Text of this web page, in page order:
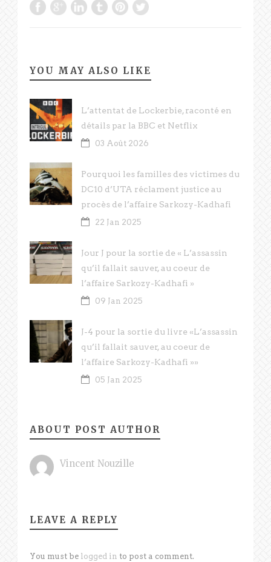
YOU MAY ALSO LIKE
L’attentat de Lockerbie, raconté en
détails par la BBC et Netflix
03 Août 2026
Pourquoi les familles des victimes du
DC10 d’UTA réclament justice au
procès de l’affaire Sarkozy-Kadhafi
22 Jan 2025
Jour J pour la sortie de « L’assassin
qu’il fallait sauver, au coeur de
l’affaire Sarkozy-Kadhafi »
09 Jan 2025
J-4 pour la sortie du livre «L’assassin
qu’il fallait sauver, au coeur de
l’affaire Sarkozy-Kadhafi »»
05 Jan 2025
ABOUT POST AUTHOR
Vincent Nouzille
LEAVE A REPLY
You must be logged in to post a comment.